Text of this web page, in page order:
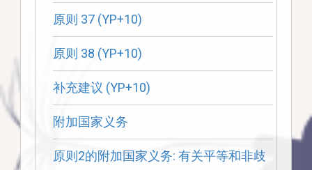
原则 37 (YP+10)
原则 38 (YP+10)
补充建议 (YP+10)
附加国家义务
原则2的附加国家义务: 有关平等和非歧